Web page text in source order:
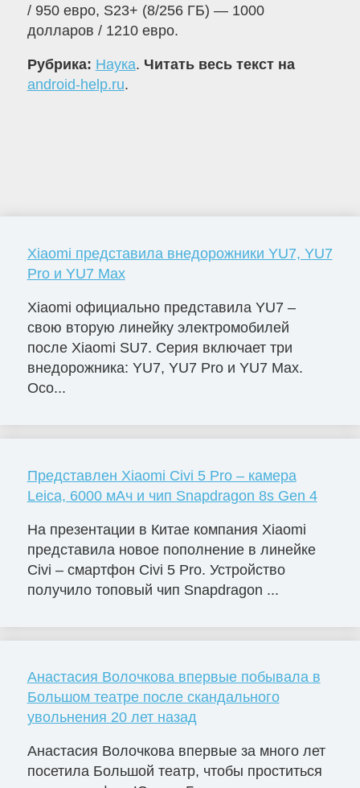
/ 950 евро, S23+ (8/256 ГБ) — 1000
долларов / 1210 евро.
Рубрика: Наука. Читать весь текст на
android-help.ru.
Xiaomi представила внедорожники YU7, YU7
Pro и YU7 Max
Xiaomi официально представила YU7 –
свою вторую линейку электромобилей
после Xiaomi SU7. Серия включает три
внедорожника: YU7, YU7 Pro и YU7 Max.
Осо...
Представлен Xiaomi Civi 5 Pro – камера
Leica, 6000 мАч и чип Snapdragon 8s Gen 4
На презентации в Китае компания Xiaomi
представила новое пополнение в линейке
Civi – смартфон Civi 5 Pro. Устройство
получило топовый чип Snapdragon ...
Анастасия Волочкова впервые побывала в
Большом театре после скандального
увольнения 20 лет назад
Анастасия Волочкова впервые за много лет
посетила Большой театр, чтобы проститься